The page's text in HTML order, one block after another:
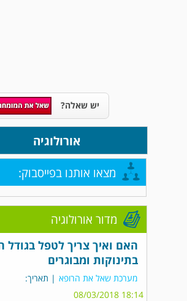
יש שאלה?
אורולוגיה
מצאו אותנו בפייסבוק:
מדור אורולוגיה
האם ואיך צריך לטפל בגודל
בתינוקות ומבוגרים
מערכת שאל את הרופא | תאריך:
18:14 08/03/2018